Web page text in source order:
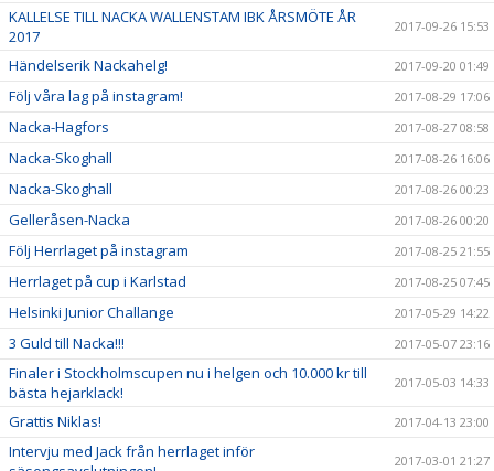
KALLELSE TILL NACKA WALLENSTAM IBK ÅRSMÖTE ÅR
2017
2017-09-26 15:53
Händelserik Nackahelg! 2017-09-20 01:49
Följ våra lag på instagram! 2017-08-29 17:06
Nacka-Hagfors 2017-08-27 08:58
Nacka-Skoghall 2017-08-26 16:06
Nacka-Skoghall 2017-08-26 00:23
Gelleråsen-Nacka 2017-08-26 00:20
Följ Herrlaget på instagram 2017-08-25 21:55
Herrlaget på cup i Karlstad 2017-08-25 07:45
Helsinki Junior Challange 2017-05-29 14:22
3 Guld till Nacka!!! 2017-05-07 23:16
Finaler i Stockholmscupen nu i helgen och 10.000 kr till
bästa hejarklack!
2017-05-03 14:33
Grattis Niklas! 2017-04-13 23:00
Intervju med Jack från herrlaget inför
2017-03-01 21:27